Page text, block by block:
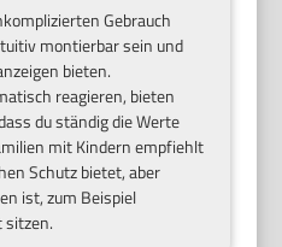
Gebrauch
montierbar sein und
bieten.
reagieren, bieten
du ständig die Werte
mit Kindern empfiehlt
Schutz bietet, aber
ist, zum Beispiel
sitzen.